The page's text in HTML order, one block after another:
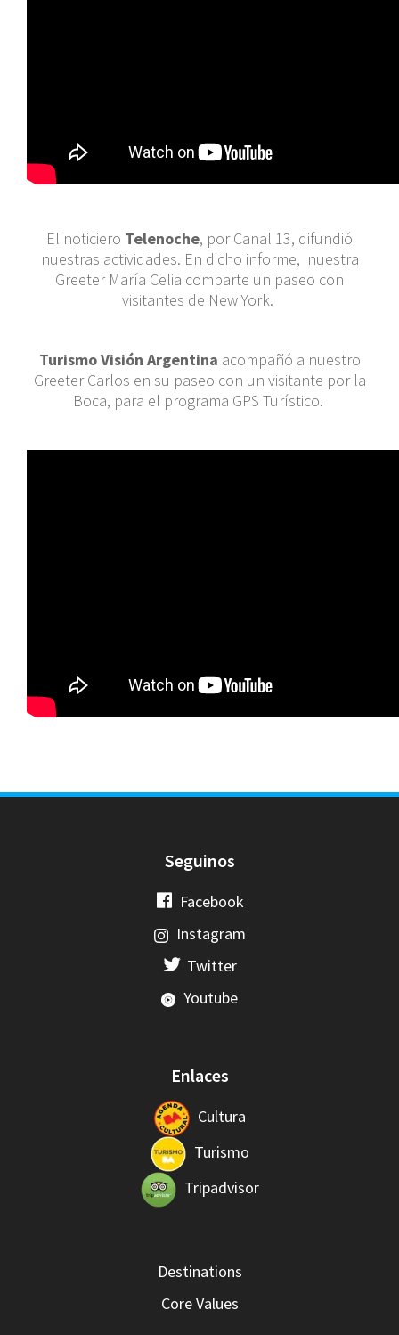
El noticiero Telenoche, por Canal 13, difundió
nuestras actividades. En dicho informe, nuestra
Greeter María Celia comparte un paseo con
visitantes de New York.
Turismo Visión Argentina acompañó a nuestro
Greeter Carlos en su paseo con un visitante por la
Boca, para el programa GPS Turístico.
Seguinos
Facebook
Instagram
Twitter
Youtube
Enlaces
Cultura
Turismo
Tripadvisor
Destinations
Core Values